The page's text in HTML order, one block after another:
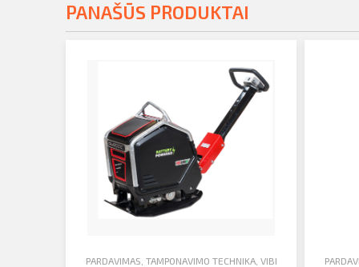
PANAŠŪS PRODUKTAI
PARDAVIMAS TAMPONAVIMO TECHNIKA VIBROBLIETTES